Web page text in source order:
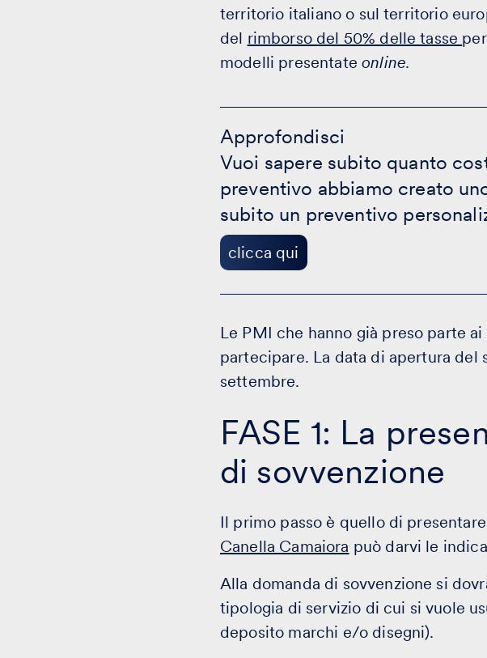
territorio italiano o sul territorio
del rimborso del 50% delle tasse
modelli presentateonline.
Approfondisci
Vuoi sapere subito quanto
preventivo abbiamo creato
subito un preventivo
clicca qui
clicca
qui
Le PMI che hanno già preso parte
partecipare. La data di apertura del
settembre.
FASE 1: La
di sovvenzione
Il primo passo è quello di
Canella Camaiora può darvi le
Alla domanda di sovvenzione si
tipologia di servizio di cui si vuole
deposito marchi e/o disegni).